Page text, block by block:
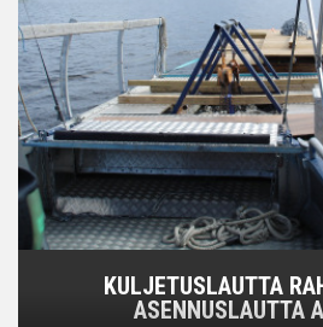
KULJETUSLAUTTA
ASENNUSLAUTTA